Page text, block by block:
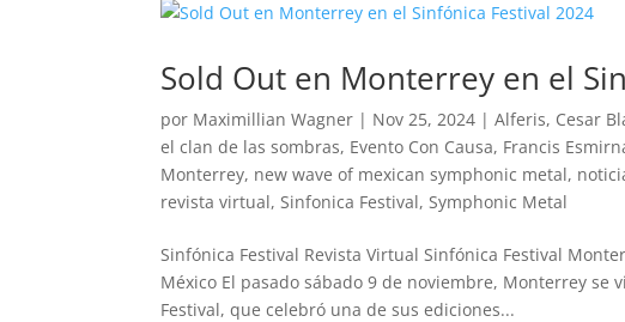
Sold Out en Monterrey en el
por Maximillian Wagner | Nov 25, 2024 |Alferis, Cesar
el clan de las sombras, Evento Con Causa, Francis
Monterrey, new wave of mexican symphonic metal,
revista virtual,Sinfonica Festival,Symphonic Metal
Sinfónica Festival Revista Virtual Sinfónica Festival
México El pasado sábado 9 de noviembre, Monterrey
Festival, que celebró una de sus ediciones...